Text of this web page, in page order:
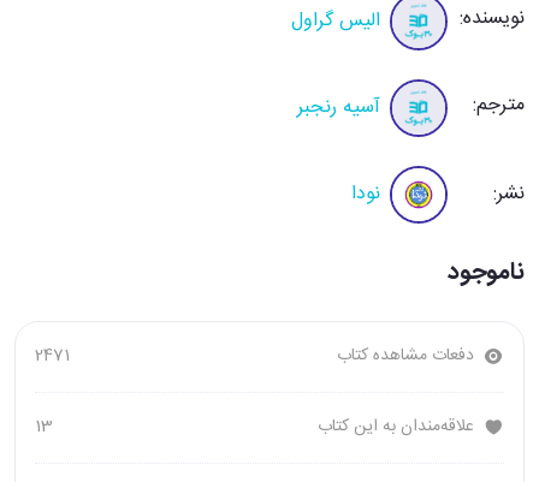
نویسنده: الیس گراول
مترجم: آسیه رنجبر
نشر: نودا
ناموجود
دفعات مشاهده کتاب 2471
علاقه‌مندان به این کتاب 13